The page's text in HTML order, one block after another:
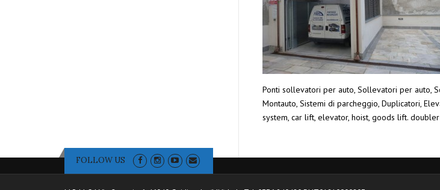
Ponti sollevatori per auto, Sollevatori per auto,
Montauto, Sistemi di parcheggio, Duplicatori,
system, car lift, elevator, hoist, goods lift.
FOLLOW US